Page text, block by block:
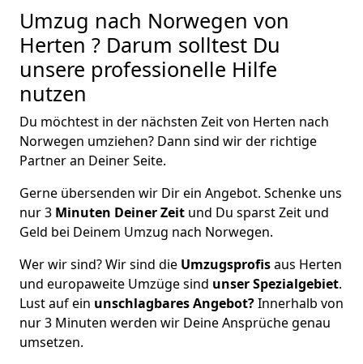
Umzug nach Norwegen von
Herten ? Darum solltest Du
unsere professionelle Hilfe
nutzen
Du möchtest in der nächsten Zeit von Herten nach
Norwegen umziehen? Dann sind wir der richtige
Partner an Deiner Seite.
Gerne übersenden wir Dir ein Angebot. Schenke uns
nur3 Minuten Deiner Zeit und Du sparst Zeit und
Geld bei Deinem Umzug nach Norwegen.
Wer wir sind? Wir sind die Umzugsprofisaus Herten
und europaweite Umzüge sind unser Spezialgebiet.
Lust auf ein unschlagbares Angebot?Innerhalb von
nur3 Minuten werden wir Deine Ansprüche genau
umsetzen.